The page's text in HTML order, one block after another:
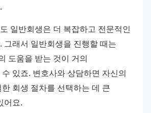
일반회생은 더 복잡하고 전문적인
그래서 일반회생을 진행할 때는
도움을 받는 것이 거의
있죠. 변호사와 상담하면 자신의
회생 절차를 선택하는 데 큰
어요.